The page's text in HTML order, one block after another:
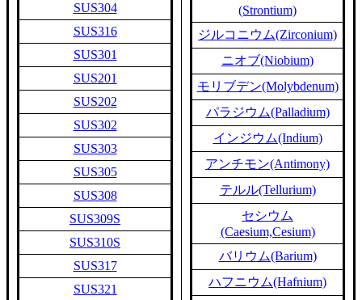
SUS304
SUS316
SUS301
SUS201
SUS202
SUS302
SUS303
SUS305
SUS308
SUS309S
SUS310S
SUS317
SUS321
(Strontium)
ジルコニウム(Zirconium)
ニオブ(Niobium)
モリブデン(Molybdenum)
パラジウム(Palladium)
インジウム(Indium)
アンチモン(Antimony)
テルル(Tellurium)
セシウム
(Caesium,Cesium)
バリウム(Barium)
ハフニウム(Hafnium)